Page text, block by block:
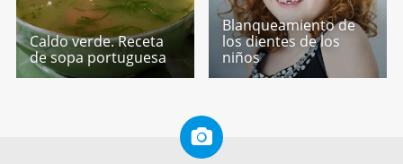
Caldo verde. Receta
de sopa portuguesa
Blanqueamiento de
los dientes de los
niños